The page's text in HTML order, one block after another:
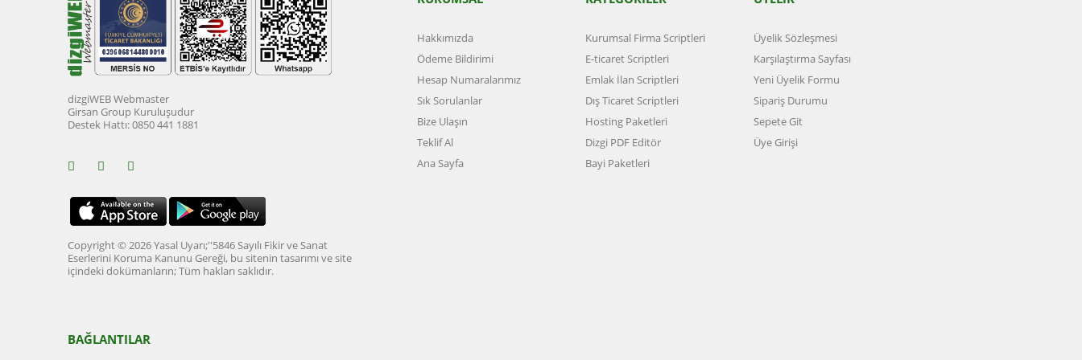
dizgiWEB Webmaster
Girsan Group Kuruluşudur
Destek Hattı: 0850 441 1881
Copyright © 2026 Yasal Uyarı;''5846 Sayılı Fikir ve Sanat
Eserlerini Koruma Kanunu Gereği, bu sitenin tasarımı ve site
içindeki dokümanların; Tüm hakları saklıdır.
Hakkımızda
Ödeme Bildirimi
Hesap Numaralarımız
Sık Sorulanlar
Bize Ulaşın
Teklif Al
Ana Sayfa
Kurumsal Firma Scriptleri
E-ticaret Scriptleri
Emlak İlan Scriptleri
Dış Ticaret Scriptleri
Hosting Paketleri
Dizgi PDF Editör
Bayi Paketleri
Üyelik Sözleşmesi
Karşılaştırma Sayfası
Yeni Üyelik Formu
Sipariş Durumu
Sepete Git
Üye Girişi
BAĞLANTILAR